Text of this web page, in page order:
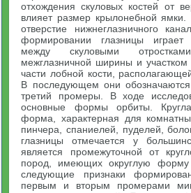
отхождения скуловых костей от
влияет размер крылонебной ямки.
отверстие нижнеглазничного
формировании глазницы играет
между скуловыми
межглазничной ширины и участком
части лобной кости,
В последующем они обозначаются
третий промеры. В ходе
основные формы орбиты.
форма, характерная для
пинчера, спаниелей, пуделей,
глазницы отмечается у
является промежуточной от
пород, имеющих округлую форму
следующие признаки
первым и вторым промерами